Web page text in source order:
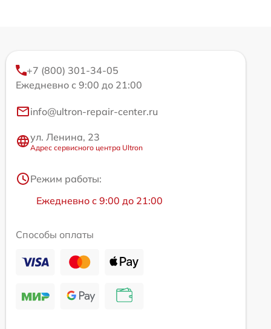
+7 (800) 301-34-05
Ежедневно с 9:00 до 21:00
info@ultron-repair-center.ru
ул. Ленина, 23
Адрес сервисного центра Ultron
Режим работы:
Ежедневно с 9:00 до 21:00
Способы оплаты